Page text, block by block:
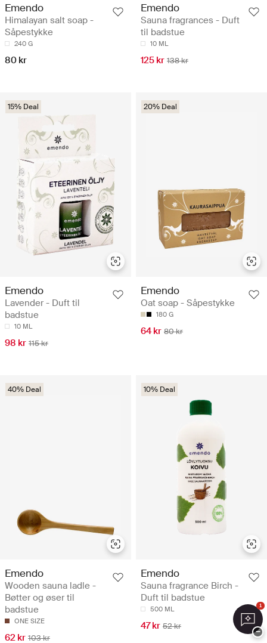
Emendo
Himalayan salt soap -
Såpestykke
240 G
80 kr
Emendo
Sauna fragrances - Duft
til badstue
10 ML
125 kr 138 kr
15% Deal
Emendo
Lavender - Duft til
badstue
10 ML
98 kr 115 kr
20% Deal
Emendo
Oat soap - Såpestykke
180 G
64 kr 80 kr
40% Deal
Emendo
Wooden sauna ladle -
Bøtter og øser til
badstue
ONE SIZE
62 kr 103 kr
10% Deal
Emendo
Sauna fragrance Birch -
Duft til badstue
500 ML
47 kr 52 kr
1
−